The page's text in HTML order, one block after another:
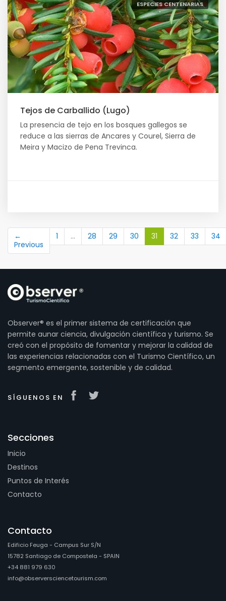
ESPECIES CENTENARIAS
Tejos de Carballido (Lugo)
La presencia de tejo en los bosques gallegos se
reduce a las sierras de Ancares y Courel, Sierra de
Meira y Macizo de Pena Trevinca.
←
Previous
1 … 28 29 30 31 (current)
32 33 34
Observer® es el primer sistema de certificación que
permite aunar ciencia, divulgación científica y turismo. Se
creó con el propósito de fomentar y mejorar la calidad de
las experiencias relacionadas con el Turismo Científico, un
segmento emergente, sostenible y de calidad.
SÍGUENOS EN
Secciones
Inicio
Destinos
Puntos de Interés
Contacto
Contacto
Edificio Feuga - Campus Sur S/N
15782 Santiago de Compostela - SPAIN
+34 881 979 630
info@observersciencetourism.com